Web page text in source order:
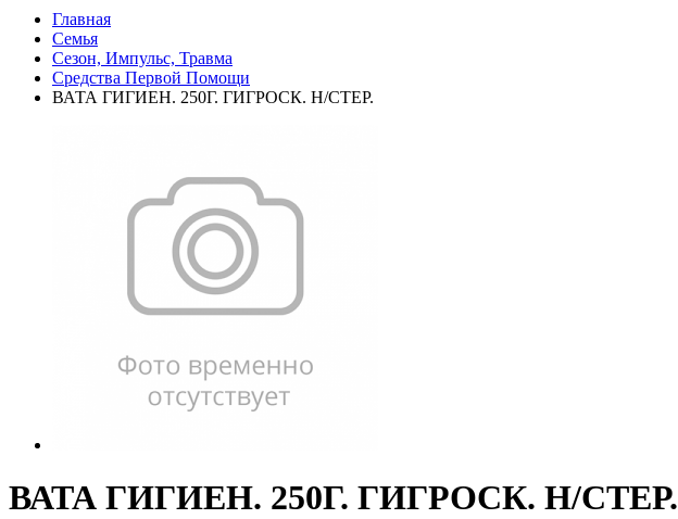
Главная
Семья
Сезон, Импульс, Травма
Средства Первой Помощи
ВАТА ГИГИЕН. 250Г. ГИГРОСК. Н/СТЕР.
ВАТА ГИГИЕН. 250Г. ГИГРОСК. Н/СТЕР.